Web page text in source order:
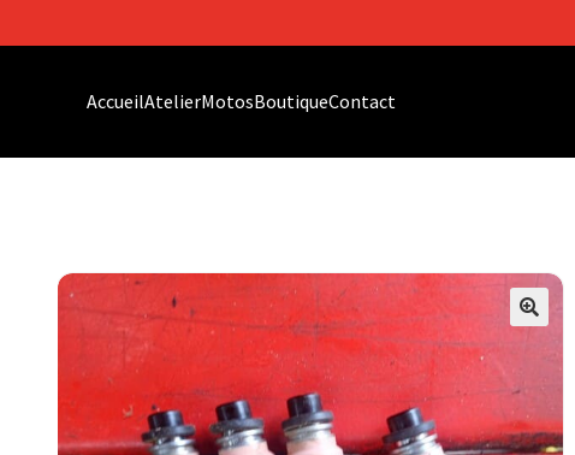
AccueilAtelierMotosBoutiqueContact